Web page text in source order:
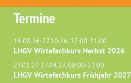
Termine
18.08.26-27.10.26, 17:00-21:00
LHGV Wirtefachkurs Herbst 2026
27.02.27-27.04.27, 08:00-21:00
LHGV Wirtefachkurs Frühjahr 2027